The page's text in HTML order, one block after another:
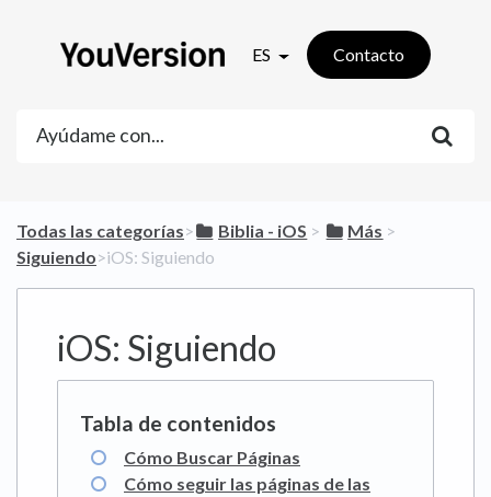
ES Contacto
Todas las categorías​>​ ​Biblia - iOS ​ > ​ ​Más ​ > ​
Siguiendo​>​ iOS: Siguiendo
iOS: Siguiendo
Cómo Buscar Páginas
Cómo seguir las páginas de las